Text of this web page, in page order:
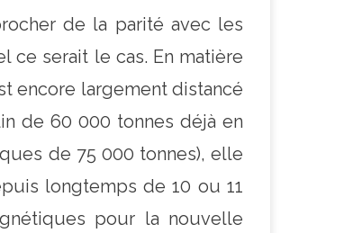
de la parité avec les
ce serait le cas. En matière
encore largement distancé
de 60 000 tonnes déjà en
de 75 000 tonnes), elle
longtemps de 10 ou 11
pour la nouvelle